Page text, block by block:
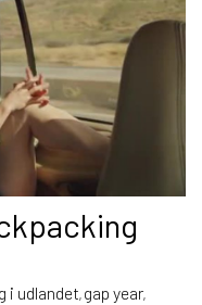
i udlandet, gap year,